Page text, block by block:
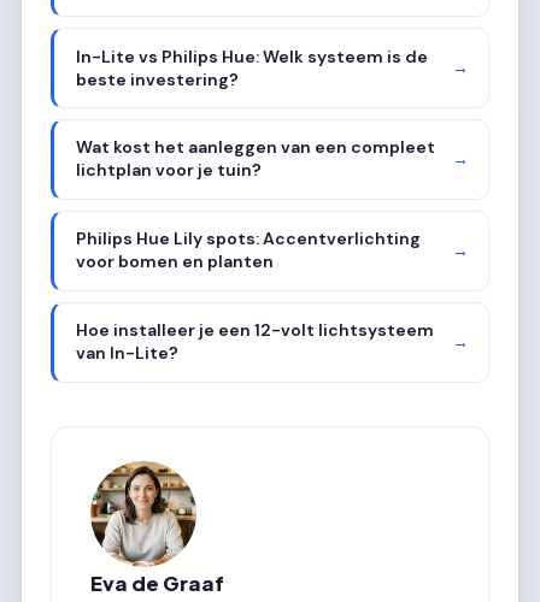
In-Lite vs Philips Hue: Welk systeem is de
beste investering?
→
Wat kost het aanleggen van een compleet
lichtplan voor je tuin?
→
Philips Hue Lily spots: Accentverlichting
voor bomen en planten
→
Hoe installeer je een 12-volt lichtsysteem
van In-Lite?
→
Eva de Graaf